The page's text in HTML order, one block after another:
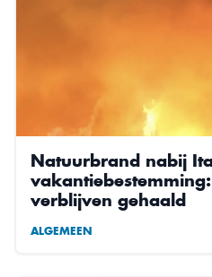
Natuurbrand nabij
verblijven gehaald
ALGEMEEN